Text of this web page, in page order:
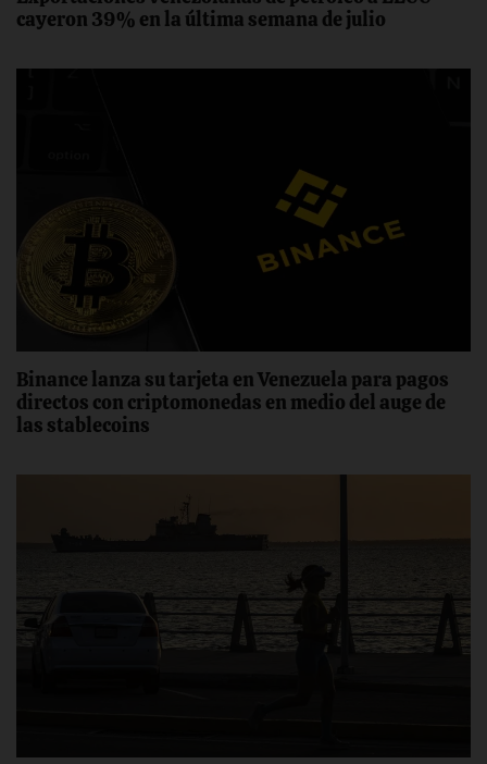
cayeron 39% en la última semana de julio
Binance lanza su tarjeta en Venezuela para pagos
directos con criptomonedas en medio del auge de
las stablecoins